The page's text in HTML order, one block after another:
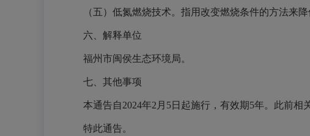
（五）低氮燃烧技术。指用改变燃烧条件的方法来
六、解释单位
福州市闽侯生态环境局。
七、其他事项
本通告自2024年2月5日起施行，有效期5年。此前相
特此通告。